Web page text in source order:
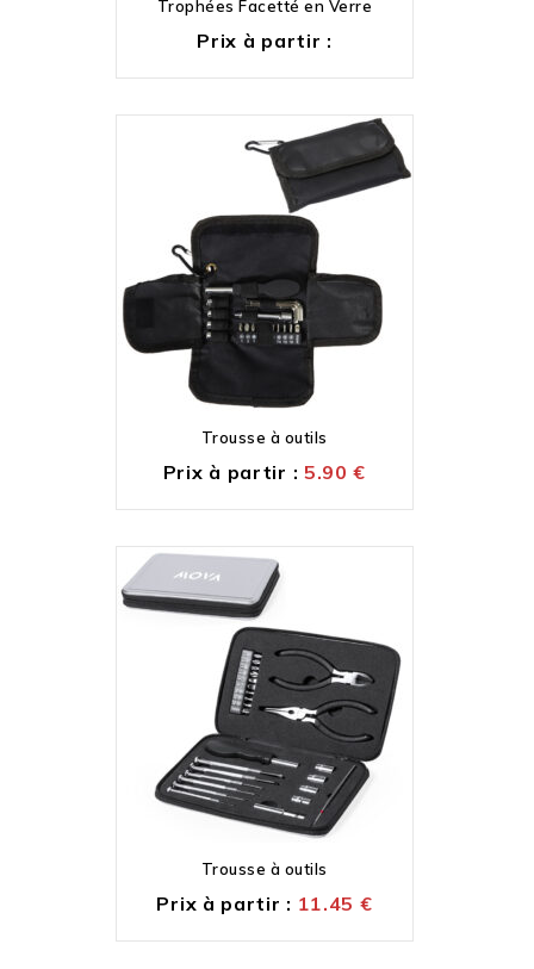
Trophées Facetté en Verre
Prix à partir :
Trousse à outils
Prix à partir : 5.90€
Trousse à outils
Prix à partir : 11.45 €